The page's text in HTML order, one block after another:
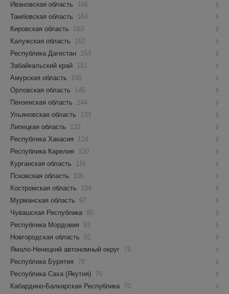
Ивановская область
166
Тамбовская область
164
Кировская область
163
Калужская область
162
Республика Дагестан 154
Забайкальский край 151
Амурская область
149
Орловская область
145
Пензенская область
144
Ульяновская область
133
Липецкая область
132
Республика Хакасия
124
Республика Карелия
120
Курганская область
116
Псковская область
106
Костромская область
104
Мурманская область
97
Чувашская Республика 90
Республика Мордовия
83
Новгородская область
81
Ямало-Ненецкий автономный округ 79
Республика Бурятия
78
Республика Саха (Якутия) 70
Кабардино-Балкарская Республика 70